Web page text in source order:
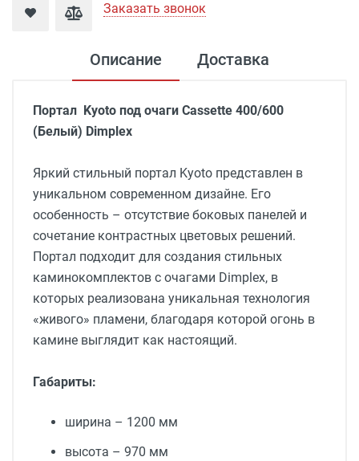
Заказать звонок
Описание Доставка
Портал Kyoto под очаги Cassette 400/600
(Белый) Dimplex
Яркий стильный портал Kyoto представлен в
уникальном современном дизайне. Его
особенность – отсутствие боковых панелей и
сочетание контрастных цветовых решений.
Портал подходит для создания стильных
каминокомплектов с очагами Dimplex, в
которых реализована уникальная технология
«живого» пламени, благодаря которой огонь в
камине выглядит как настоящий.
Габариты:
ширина – 1200 мм
высота – 970 мм